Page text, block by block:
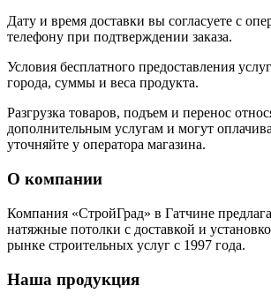
Дату и время доставки вы согласуете с
телефону при подтверждении заказа.
Условия бесплатного предоставления
города, суммы и веса продукта.
Разгрузка товаров, подъем и перенос
дополнительным услугам и могут
уточняйте у оператора магазина.
О компании
Компания «СтройГрад» в Гатчине
натяжные потолки с доставкой и
рынке строительных услуг с 1997 года.
Наша продукция